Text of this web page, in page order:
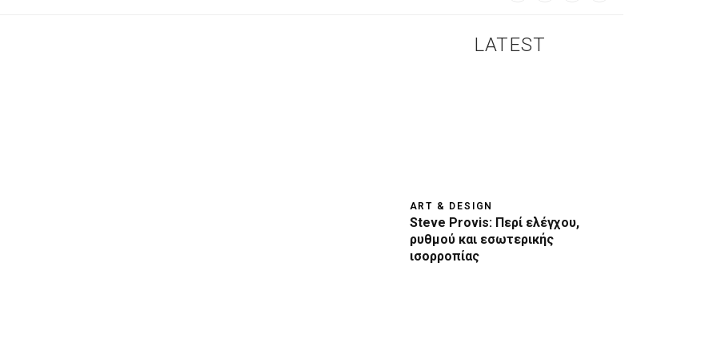
LATEST
ART & DESIGN
Steve Provis: Περί ελέγχου,
ρυθμού και εσωτερικής
ισορροπίας